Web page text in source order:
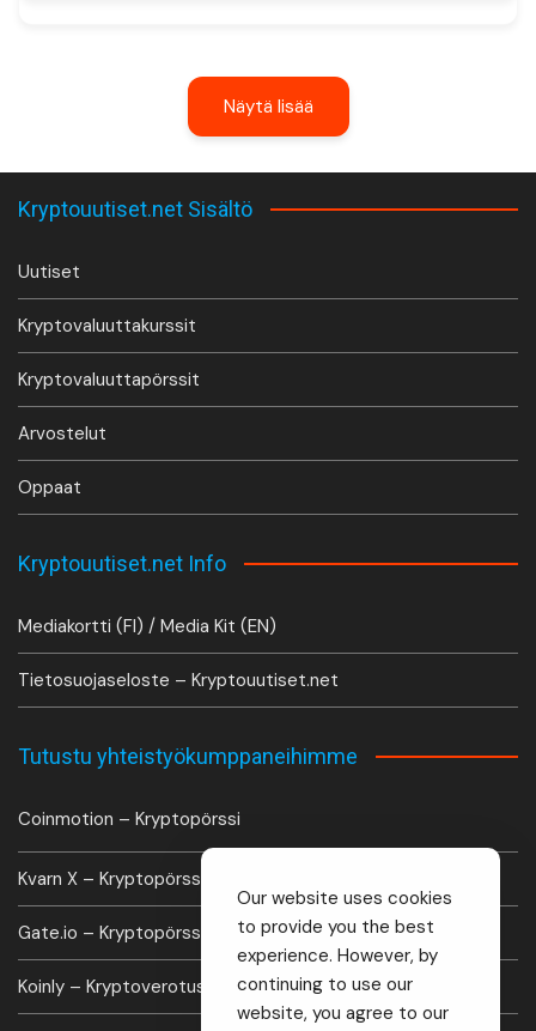
Näytä lisää
Kryptouutiset.net Sisältö
Uutiset
Kryptovaluuttakurssit
Kryptovaluuttapörssit
Arvostelut
Oppaat
Kryptouutiset.net Info
Mediakortti (FI) / Media Kit (EN)
Tietosuojaseloste – Kryptouutiset.net
Tutustu yhteistyökumppaneihimme
Coinmotion – Kryptopörssi
Kvarn X – Kryptopörssi
Gate.io – Kryptopörssi
Koinly – Kryptoverotus laskuri
Our website uses cookies
to provide you the best
experience. However, by
continuing to use our
website, you agree to our